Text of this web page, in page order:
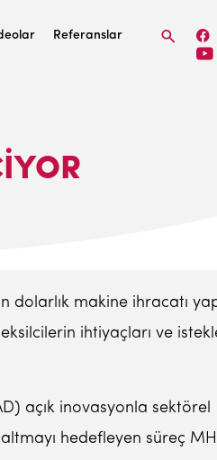
Referanslar
dolarlık makine ihracatı
ihtiyaçları ve
açık inovasyonla sektörel
hedefleyen süreç